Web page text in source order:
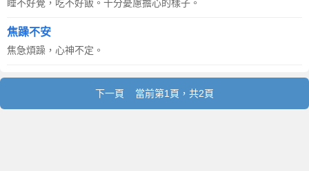
睡不好覺，吃不好飯。十分憂慮擔心的樣子。
焦躁不安
焦急煩躁，心神不定。
下一頁 當前第1頁，共2頁